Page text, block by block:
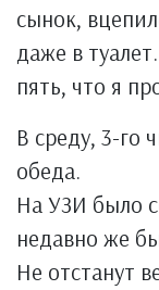
сынок,
даже в
пять, что я
В среду, 3-го
обеда.
На УЗИ было
недавно же
Не отстанут